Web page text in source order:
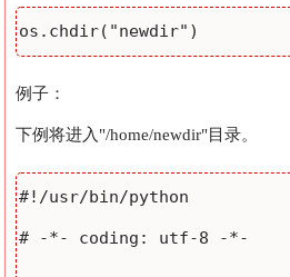
例子：
下例将进入"/home/newdir"目录。
#!/usr/bin/python
# -*- coding: utf-8 -*-